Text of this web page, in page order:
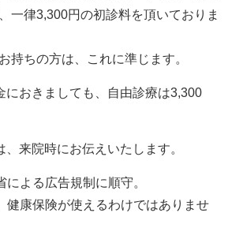
一律3,300円の初診料を頂いておりま
持ちの方は、これに準じます。
におきましても、自由診療は3,300
来院時にお伝えいたします。
による広告規制に順守。
健康保険が使えるわけではありませ